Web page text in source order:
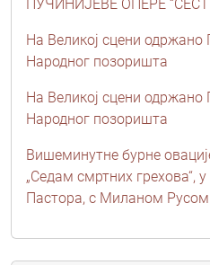
ПУЧИНИЈЕВЕ ОПЕРЕ
На Великој сцени одржано
Народног позоришта
На Великој сцени одржано
Народног позоришта
Вишеминутне бурне
„Седам смртних грехова“,
Пастора, с Миланом Русом